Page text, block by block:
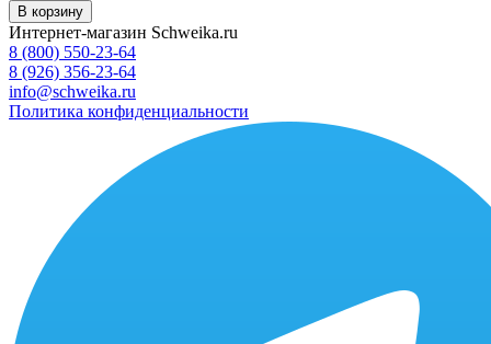
В корзину
Интернет-магазин Schweika.ru
8 (800) 550-23-64
8 (926) 356-23-64
info@schweika.ru
Политика конфиденциальности